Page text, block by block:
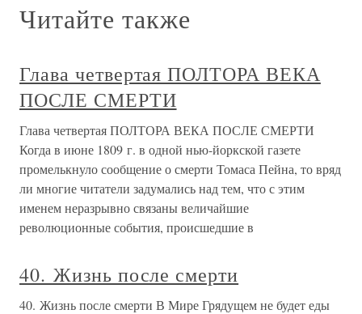
Читайте также
Глава четвертая ПОЛТОРА ВЕКА
ПОСЛЕ СМЕРТИ
Глава четвертая ПОЛТОРА ВЕКА ПОСЛЕ СМЕРТИ
Когда в июне 1809 г. в одной нью-йоркской газете
промелькнуло сообщение о смерти Томаса Пейна, то вряд
ли многие читатели задумались над тем, что с этим
именем неразрывно связаны величайшие
революционные события, происшедшие в
40. Жизнь после смерти
40. Жизнь после смерти В Мире Грядущем не будет еды